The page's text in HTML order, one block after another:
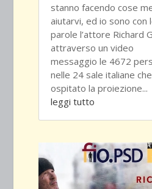
stanno facendo cose
aiutarvi, ed io sono con
parole l’attore Richard
attraverso un video
messaggio le 4672
nelle 24 sale italiane
ospitato la proiezione...
leggi tutto